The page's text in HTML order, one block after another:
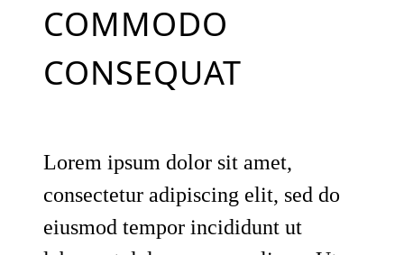
COMMODO
CONSEQUAT
Lorem ipsum dolor sit amet,
consectetur adipiscing elit, sed do
eiusmod tempor incididunt ut